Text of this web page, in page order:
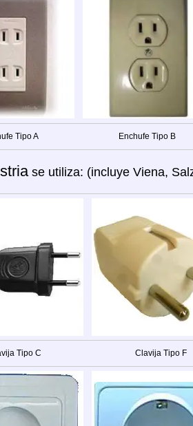
Tipo A Enchufe Tipo B
se utiliza: (incluye Viena,
Tipo C Clavija Tipo F